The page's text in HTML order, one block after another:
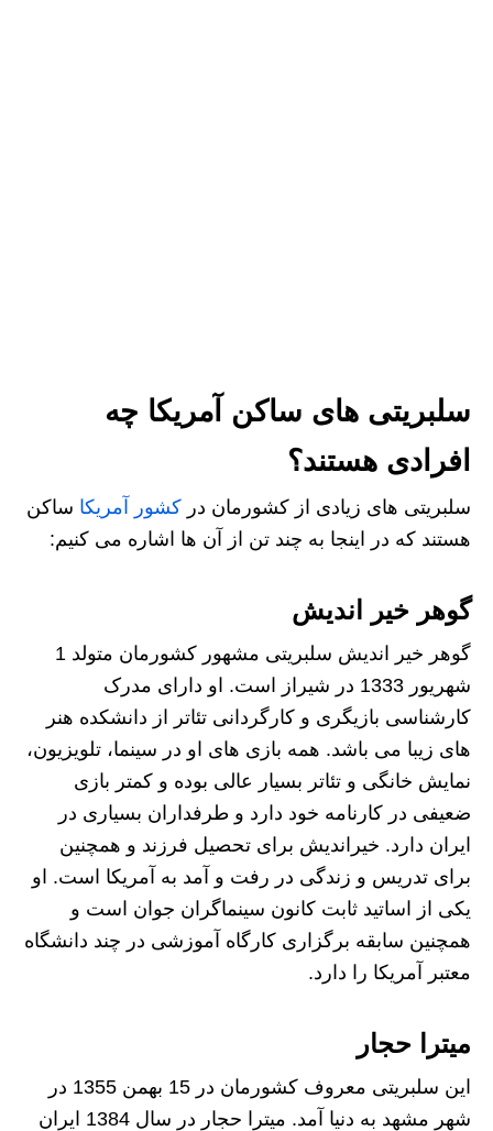
سلبریتی های ساکن آمریکا چه
افرادی هستند؟
سلبریتی های زیادی از کشورمان در کشور آمریکا ساکن
هستند که در اینجا به چند تن از آن ها اشاره می کنیم:
گوهر خیر اندیش
گوهر خیر اندیش سلبریتی مشهور کشورمان متولد 1
شهریور 1333 در شیراز است. او دارای مدرک
کارشناسی بازیگری و کارگردانی تئاتر از دانشکده هنر
های زیبا می باشد. همه بازی های او در سینما، تلویزیون،
نمایش خانگی و تئاتر بسیار عالی بوده و کمتر بازی
ضعیفی در کارنامه خود دارد و طرفداران بسیاری در
ایران دارد. خیراندیش برای تحصیل فرزند و همچنین
برای تدریس و زندگی در رفت و آمد به آمریکا است. او
یکی از اساتید ثابت کانون سینماگران جوان است و
همچنین سابقه برگزاری کارگاه آموزشی در چند دانشگاه
معتبر آمریکا را دارد.
میترا حجار
این سلبریتی معروف کشورمان در 15 بهمن 1355 در
شهر مشهد به دنیا آمد. میترا حجار در سال 1384 ایران